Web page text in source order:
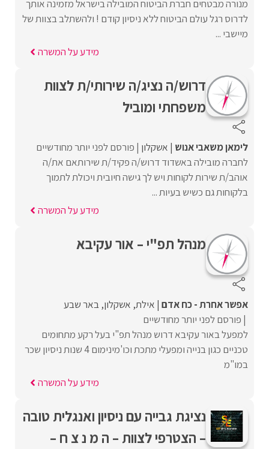
מנורה מבטחים חברת הביטוח המובילה בישראל מזמינה אותך
לדרוס רגל עולם הביטוח ללא ניסיון קודם ! ולהשתלב בצוות של
מיישבי ...
מידע על המשרה
דרוש/ה נציג/ה שירותי/ת לצוות
משפחתי ומוביל
לימאן משאבי אנוש אשקלון פורסם לפני יותר מחודשיים
לחברה מובילה באשדוד דרוש/ה פקיד/ת שירותאם את/ה
אוהב/ת שירות לקוחות ויש לך גישה חיובית ויכולת לתמוך
בלקוחות גם כשיש בעיות ...
מידע על המשרה
מנהל תפ"י – אור עקיבא
אפשר אחרת - כח אדם אילת אשקלון באר שבע
פורסם לפני יותר מחודשיים
למפעל באור עקיבא דרוש מנהל תפ"י בעל רקע מתחומים
טכניים כגון בנייה ומפעלי מתכת וכו'מינימום 4 שנות ניסיון שכר
במו"מ
מידע על המשרה
נציגת גבייה עם ניסיון ואנגלית טובה
– הצטרפי לצוות – ה מ נ צ ח –